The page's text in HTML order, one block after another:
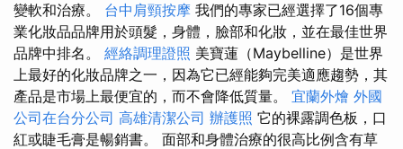
變軟和治療。 台中肩頸按摩 我們的專家已經選擇了16個專
業化妝品品牌用於頭髮，身體，臉部和化妝，並在最佳世界
品牌中排名。 經絡調理證照 美寶蓮（Maybelline）是世界
上最好的化妝品牌之一，因為它已經能夠完美適應趨勢，其
產品是市場上最便宜的，而不會降低質量。 宜蘭外燴 外國
公司在台分公司 高雄清潔公司 辦護照 它的裸露調色板，口
紅或睫毛膏是暢銷書。 面部和身體治療的很高比例含有草